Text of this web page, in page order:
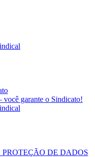
você garante o Sindicato!
DE DADOS